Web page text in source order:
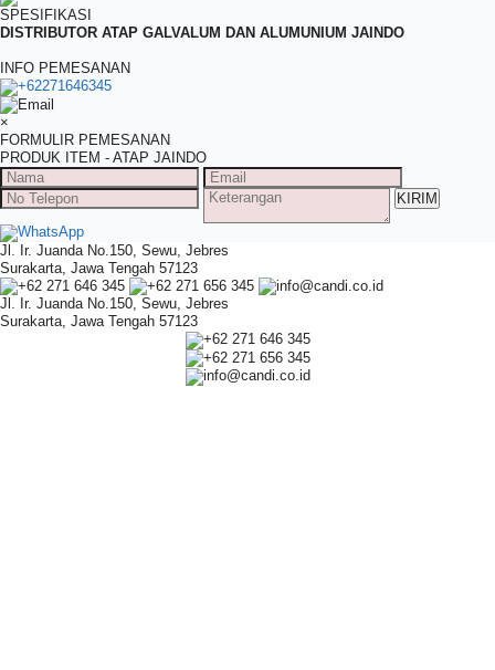
SPESIFIKASI
DISTRIBUTOR ATAP GALVALUM DAN ALUMUNIUM JAINDO
INFO PEMESANAN
+62271646345
Email
×
FORMULIR PEMESANAN
PRODUK ITEM - ATAP JAINDO
WhatsApp
Jl. Ir. Juanda No.150, Sewu, Jebres
Surakarta, Jawa Tengah 57123
+62 271 646 345
+62 271 656 345
info@candi.co.id
Jl. Ir. Juanda No.150, Sewu, Jebres
Surakarta, Jawa Tengah 57123
+62 271 646 345
+62 271 656 345
info@candi.co.id